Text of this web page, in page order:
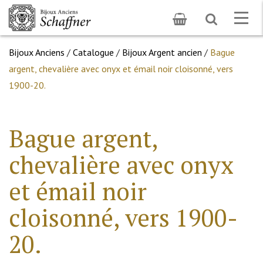
Toggle
search
Bijoux Anciens / Catalogue / Bijoux Argent ancien / Bague
argent, chevalière avec onyx et émail noir cloisonné, vers
1900-20.
Bague argent,
chevalière avec onyx
et émail noir
cloisonné, vers 1900-
20.